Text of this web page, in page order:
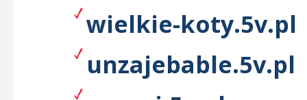
wielkie-koty.5v.pl
unzajebable.5v.pl